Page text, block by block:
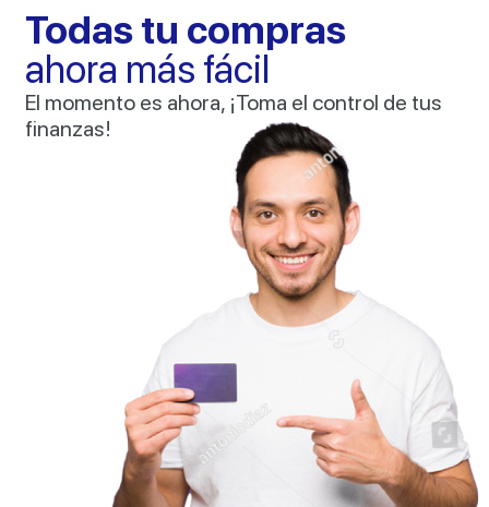
Todas tu compras
ahora más fácil
El momento es ahora, ¡Toma el control de tus
finanzas!